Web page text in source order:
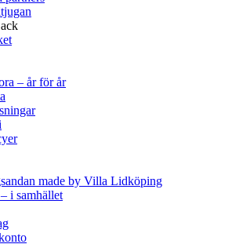
– år för år
made by Villa Lidköping
i samhället